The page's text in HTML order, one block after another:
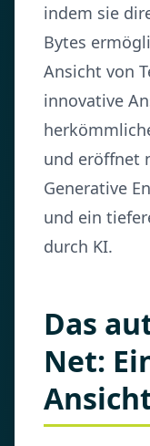
indem sie
Bytes
Ansicht von
innovative
und eröffnet
Generative
und ein
durch KI.
Das
Net: